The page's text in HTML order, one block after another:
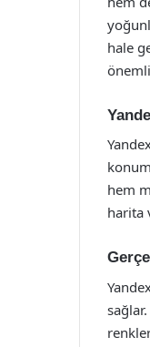
hale
hem
harita